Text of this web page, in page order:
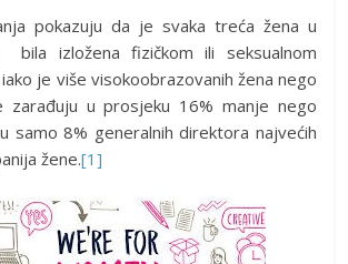
pokazuju da je svaka treća žena u
bila izložena fizičkom ili seksualnom
je više visokoobrazovanih žena nego
zarađuju u prosjeku 16% manje nego
samo 8% generalnih direktora najvećih
žene.[1]